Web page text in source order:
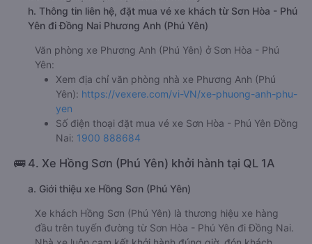
h. Thông tin liên hệ, đặt mua vé xe khách từ Sơn Hòa - Phú
Yên đi Đồng Nai Phương Anh (Phú Yên)
Văn phòng xe Phương Anh (Phú Yên) ở Sơn Hòa - Phú
Yên:
Xem địa chỉ văn phòng nhà xe Phương Anh (Phú
Yên): https://vexere.com/vi-VN/xe-phuong-anh-phu-
yen
Số điện thoại đặt mua vé xe Sơn Hòa - Phú Yên Đồng
Nai: 1900 888684
🚌 4. Xe Hồng Sơn (Phú Yên) khởi hành tại QL 1A
a. Giới thiệu xe Hồng Sơn (Phú Yên)
Xe khách Hồng Sơn (Phú Yên) là thương hiệu xe hàng
đầu trên tuyến đường từ Sơn Hòa - Phú Yên đi Đồng Nai.